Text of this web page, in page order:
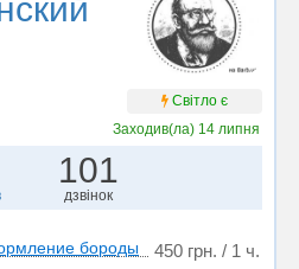
Світло є
Заходив(ла) 14 липня
101
дзвінок
бороды
450 грн. / 1 ч.